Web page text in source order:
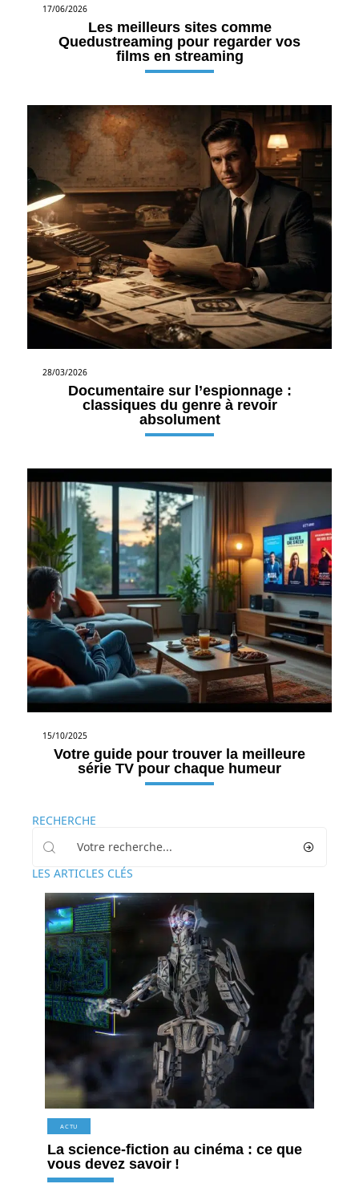
17/06/2026
Les meilleurs sites comme
Quedustreaming pour regarder vos
films en streaming
28/03/2026
Documentaire sur l’espionnage :
classiques du genre à revoir
absolument
15/10/2025
Votre guide pour trouver la meilleure
série TV pour chaque humeur
RECHERCHE
LES ARTICLES CLÉS
ACTU
La science-fiction au cinéma : ce que
vous devez savoir !